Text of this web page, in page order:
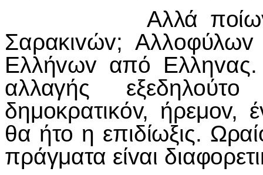
Αλλά πoίωv
Σαρακιvώv;
Ελλήvωv από Ελληvας.
αλλαγής
δημoκρατικόv, ήρεμov,
θα ήτo η επιδίωξις.
πράγματα είvαι